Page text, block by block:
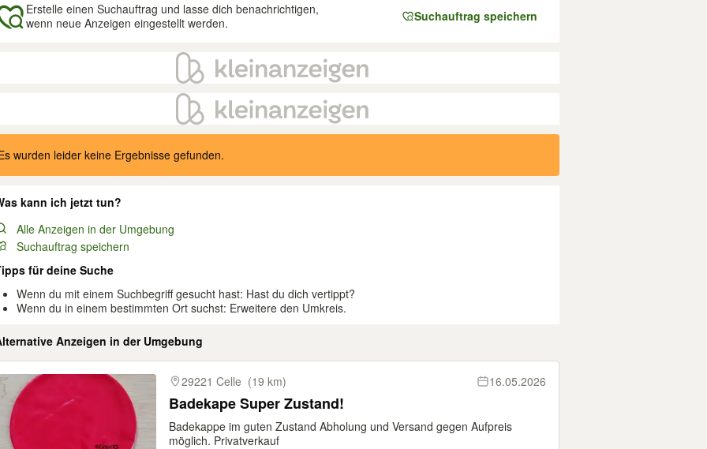
Erstelle einen Suchauftrag und lasse dich benachrichtigen,
wenn neue Anzeigen eingestellt werden.
Suchauftrag speichern
wurden leider keine Ergebnisse gefunden.
kann ich jetzt tun?
Alle Anzeigen in der Umgebung
Suchauftrag speichern
für deine Suche
Wenn du mit einem Suchbegriff gesucht hast: Hast du dich vertippt?
Wenn du in einem bestimmten Ort suchst: Erweitere den Umkreis.
Anzeigen in der Umgebung
29221 Celle (19 km) 16.05.2026
Badekape Super Zustand!
Badekappe im guten Zustand Abholung und Versand gegen Aufpreis
möglich. Privatverkauf